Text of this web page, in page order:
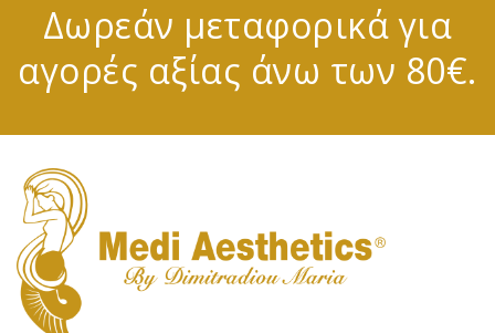
Δωρεάν μεταφορικά για
αγορές αξίας άνω των 80€.